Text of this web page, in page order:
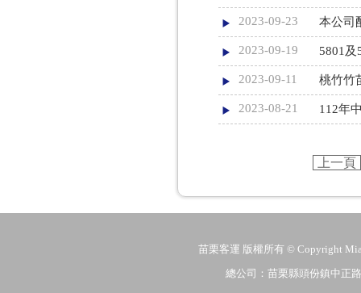
2023-09-23 本公司
2023-09-19 5801及
2023-09-11 桃竹竹
2023-08-21 112年
上一頁
苗栗客運 版權所有 © Copyright
總公司：苗栗縣頭份鎮中正